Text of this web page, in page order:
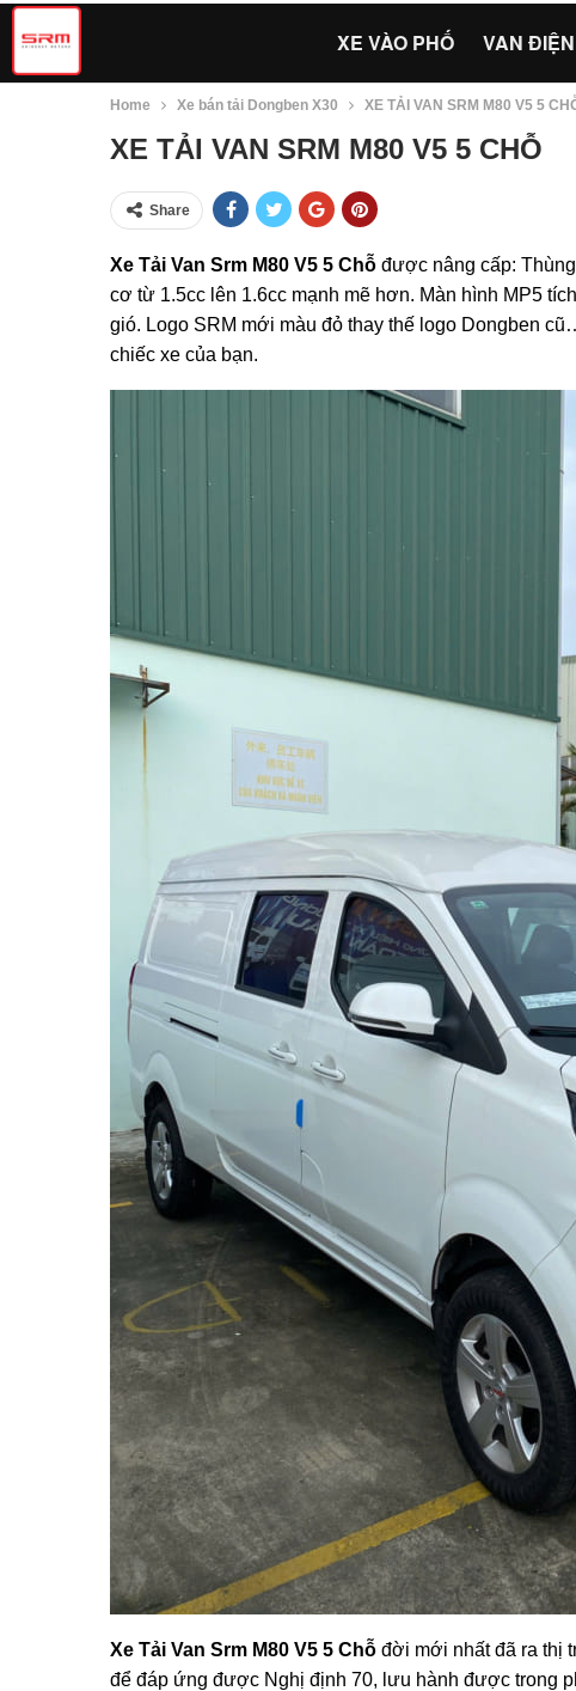
XE VÀO PHỐ VAN ĐIỆN
Home Xe bán tải Dongben X30 XE TẢI VAN SRM M80 V5 5
XE TẢI VAN SRM M80 V5 5 CHỖ
Share
Xe Tải Van Srm M80 V5 5 Chỗ được nâng cấp:
cơ từ 1.5cc lên 1.6cc mạnh mẽ hơn. Màn hình MP5
gió. Logo SRM mới màu đỏ thay thế logo Dongben
chiếc xe của bạn.
Xe Tải Van Srm M80 V5 5 Chỗ đời mới nhất đã ra thị
để đáp ứng được Nghị định 70, lưu hành được trong